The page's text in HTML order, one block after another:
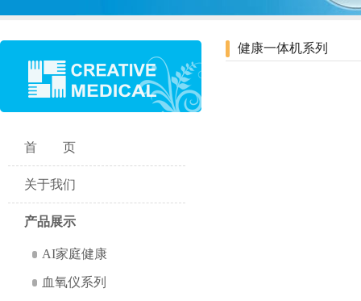
首页
关于我们
产品展示
AI家庭健康
血氧仪系列
健康一体机系列